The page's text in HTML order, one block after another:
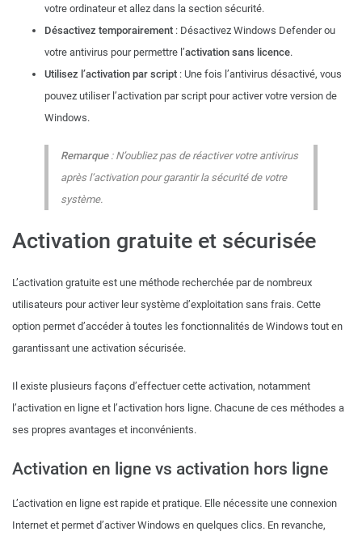
votre ordinateur et allez dans la section sécurité.
Désactivez temporairement : Désactivez Windows Defender ou
votre antivirus pour permettre l’activation sans licence.
Utilisez l’activation par script : Une fois l’antivirus désactivé, vous
pouvez utiliser l’activation par script pour activer votre version de
Windows.
Remarque: N’oubliez pas de réactiver votre antivirus
après l’activation pour garantir la sécurité de votre
système.
Activation gratuite et sécurisée
L’activation gratuite est une méthode recherchée par de nombreux
utilisateurs pour activer leur système d’exploitation sans frais. Cette
option permet d’accéder à toutes les fonctionnalités de Windows tout en
garantissant une activation sécurisée.
Il existe plusieurs façons d’effectuer cette activation, notamment
l’activation en ligne et l’activation hors ligne. Chacune de ces méthodes a
ses propres avantages et inconvénients.
Activation en ligne vs activation hors ligne
L’activation en ligne est rapide et pratique. Elle nécessite une connexion
Internet et permet d’activer Windows en quelques clics. En revanche,